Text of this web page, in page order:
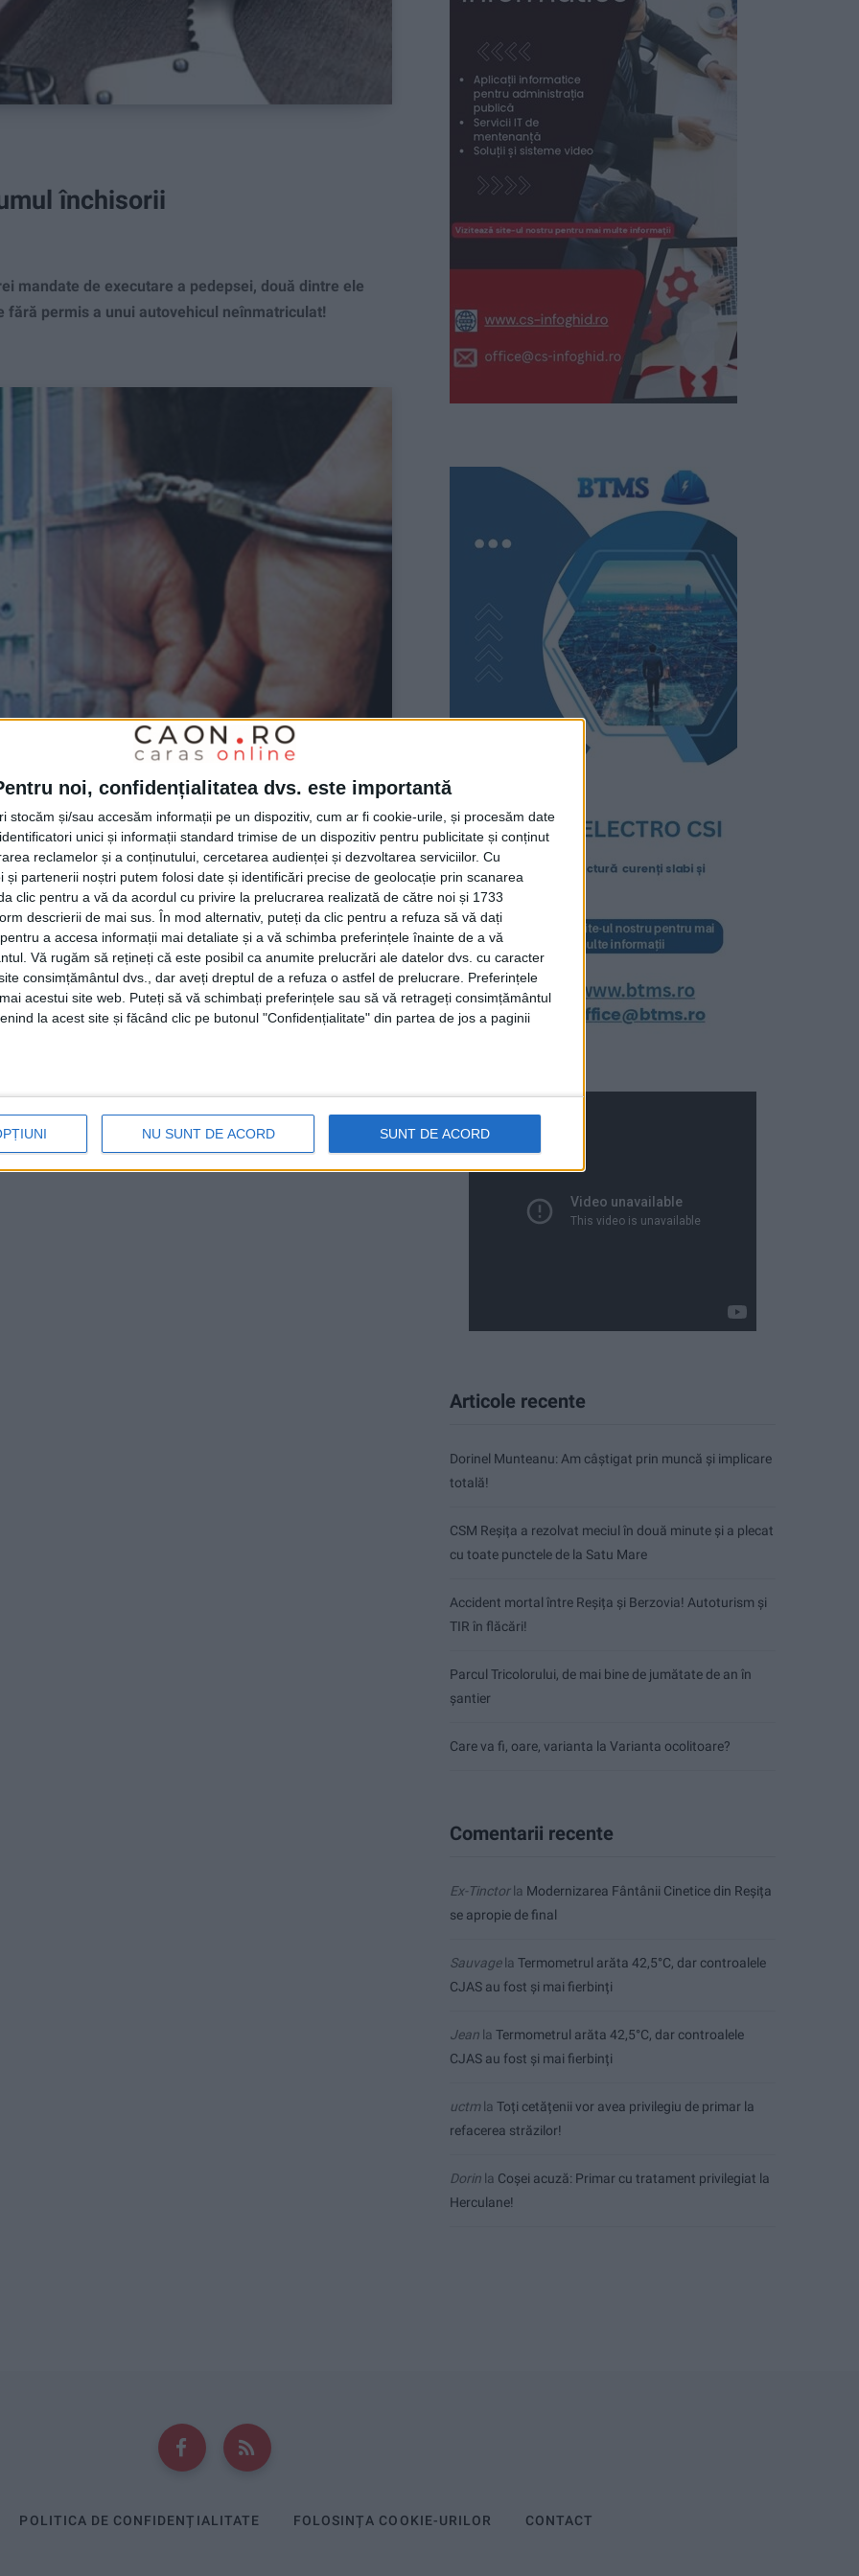
noi, confidențialitatea dvs. este importantă
stocăm și/sau accesăm informații pe un dispozitiv, cum ar fi cookie-urile, și procesăm date
unici și informații standard trimise de un dispozitiv pentru publicitate și conținut
reclamelor și a conținutului, cercetarea audienței și dezvoltarea serviciilor. Cu
și partenerii noștri putem folosi date și identificări precise de geolocație prin scanarea
clic pentru a vă da acordul cu privire la prelucrarea realizată de către noi și 1733
descrierii de mai sus. În mod alternativ, puteți da clic pentru a refuza să vă dați
a accesa informații mai detaliate și a vă schimba preferințele înainte de a vă
Vă rugăm să rețineți că este posibil ca anumite prelucrări ale datelor dvs. cu caracter
consimțământul dvs., dar aveți dreptul de a refuza o astfel de prelucrare. Preferințele
acestui site web. Puteți să vă schimbați preferințele sau să vă retrageți consimțământul
la acest site și făcând clic pe butonul "Confidențialitate" din partea de jos a paginii
NU SUNT DE ACORD SUNT DE ACORD
închisorii
mandate de executare a pedepsei, două dintre ele
permis a unui autovehicul neînmatriculat!
rutier
conducere suspendat sau că a băut ceva alcool.
n-au fost victime, ci doar pagube materiale. A
din Teregova dă socoteală!
Articole recente
Dorinel Munteanu: Am câștigat prin muncă și implicare
totală!
CSM Reșița a rezolvat meciul în două minute și a plecat
cu toate punctele de la Satu Mare
Accident mortal între Reșița și Berzovia! Autoturism și
TIR în flăcări!
Parcul Tricolorului, de mai bine de jumătate de an în
șantier
Care va fi, oare, varianta la Varianta ocolitoare?
Comentarii recente
Ex-Tinctorla Modernizarea Fântânii Cinetice din Reșița
se apropie de final
Sauvagela Termometrul arăta 42,5°C, dar controalele
CJAS au fost și mai fierbinți
Jean la Termometrul arăta 42,5°C, dar controalele
CJAS au fost și mai fierbinți
uctmla Toți cetățenii vor avea privilegiu de primar la
refacerea străzilor!
Dorin la Coșei acuză: Primar cu tratament privilegiat la
Herculane!
POLITICA DE CONFIDENȚIALITATE FOLOSINȚA COOKIE-URILOR CONTACT